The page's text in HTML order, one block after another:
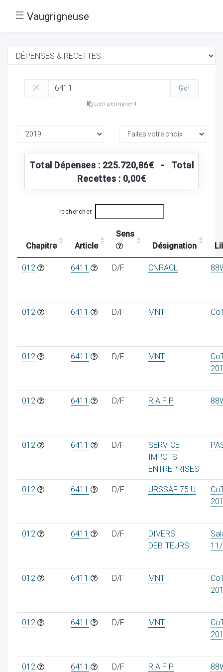
☰ Vaugrigneuse
Go!
Lien permanent
Total Dépenses : 225.720,86€ - Total
Recettes : 0,00€
rechercher
Chapitre Article
Sens
Désignation
012 6411 D/F CNRACL
012 6411 D/F MNT
012 6411 D/F MNT
012 6411 D/F R A F P
012 6411 D/F
SERVICE
IMPOTS
ENTREPRISES
012 6411 D/F URSSAF 75 U
012 6411 D/F
DIVERS
DEBITEURS
012 6411 D/F MNT
012 6411 D/F MNT
012 6411 D/F R A F P